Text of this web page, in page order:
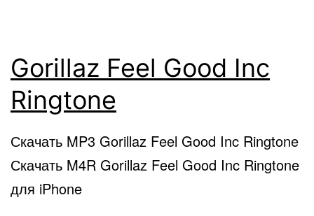
Gorillaz Feel Good Inc
Ringtone
Скачать MP3 Gorillaz Feel Good Inc Ringtone
Скачать M4R Gorillaz Feel Good Inc Ringtone
для iPhone